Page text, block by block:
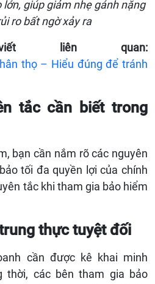
giúp giảm nhẹ gánh nặng
ro bất ngờ xảy ra
liên quan:
thọ – Hiểu đúng để tránh
tắc cần biết trong
bạn cần nắm rõ các nguyên
tối đa quyền lợi của chính
tắc khi tham gia bảo hiểm
thực tuyệt đối
cần được kê khai minh
thời, các bên tham gia bảo